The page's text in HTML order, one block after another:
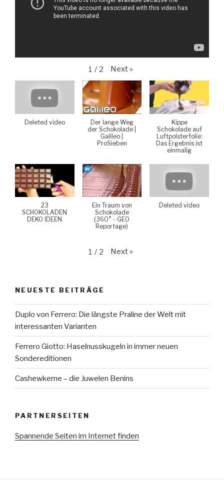
1 / 2 Next »
Deleted video
Der lange Weg
der Schokolade |
Galileo |
ProSieben
Kippe
Schokolade auf
Luftpolsterfolie:
Das Ergebnis ist
einmalig
23
SCHOKOLADEN
DEKO IDEEN
Ein Traum von
Schokolade
(360° - GEO
Reportage)
Deleted video
1 / 2 Next »
NEUESTE BEITRÄGE
Duplo von Ferrero: Die längste Praline der Welt mit
interessanten Varianten
Ferrero Giotto: Haselnusskugeln in immer neuen
Sondereditionen
Cashewkerne – die Juwelen Benins
PARTNERSEITEN
Spannende Seiten im Internet finden